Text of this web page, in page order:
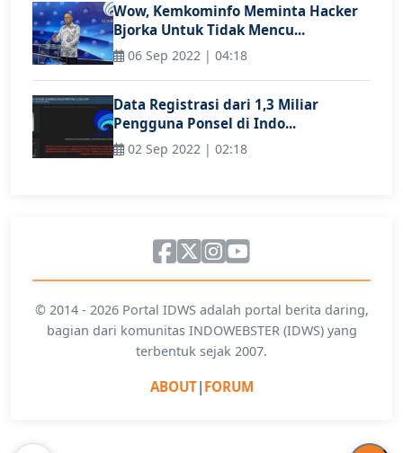
Wow, Kemkominfo Meminta Hacker
Bjorka Untuk Tidak Mencu...
06 Sep 2022 | 04:18
Data Registrasi dari 1,3 Miliar
Pengguna Ponsel di Indo...
02 Sep 2022 | 02:18
© 2014 - 2026 Portal IDWS adalah portal berita daring,
bagian dari komunitas INDOWEBSTER (IDWS) yang
terbentuk sejak 2007.
ABOUT| FORUM